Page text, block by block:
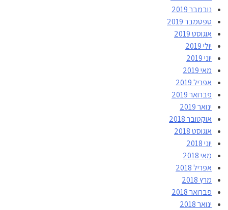
נובמבר 2019
ספטמבר 2019
אוגוסט 2019
יולי 2019
יוני 2019
מאי 2019
אפריל 2019
פברואר 2019
ינואר 2019
אוקטובר 2018
אוגוסט 2018
יוני 2018
מאי 2018
אפריל 2018
מרץ 2018
פברואר 2018
ינואר 2018